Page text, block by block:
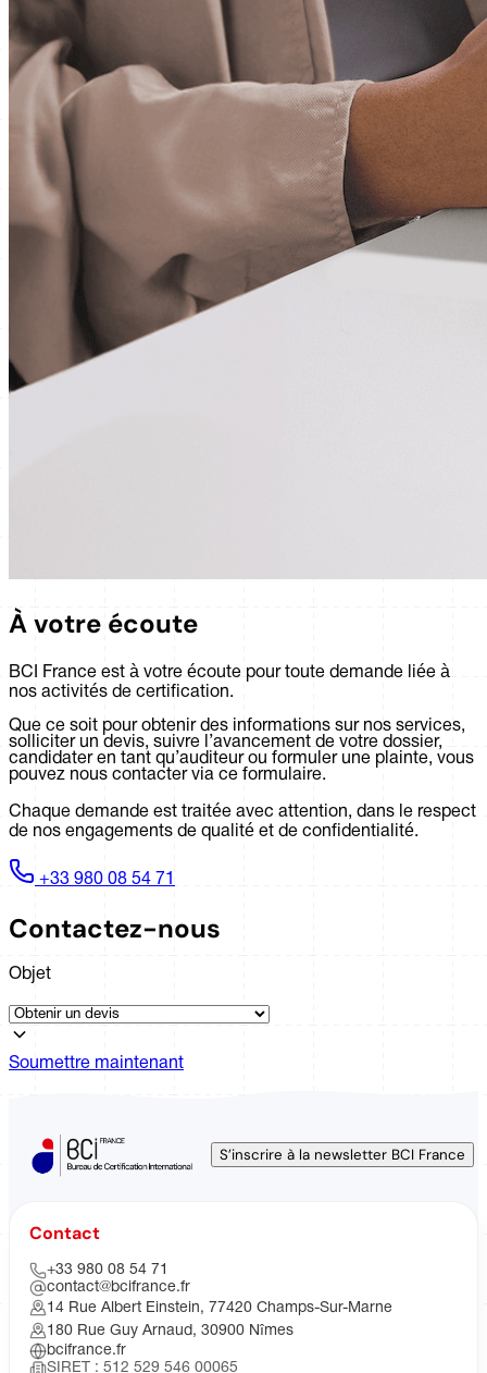
À votre écoute
BCI France est à votre écoute pour toute demande liée à
nos activités de certification.
Que ce soit pour obtenir des informations sur nos services,
solliciter un devis, suivre l’avancement de votre dossier,
candidater en tant qu’auditeur ou formuler une plainte, vous
pouvez nous contacter via ce formulaire.
Chaque demande est traitée avec attention, dans le respect
de nos engagements de qualité et de confidentialité.
+33 980 08 54 71
Contactez-nous
Objet
Soumettre maintenant
S’inscrire à la newsletter BCI France
Contact
+33 980 08 54 71
contact@bcifrance.fr
14 Rue Albert Einstein, 77420 Champs-Sur-Marne
180 Rue Guy Arnaud, 30900 Nîmes
bcifrance.fr
SIRET : 512 529 546 00065